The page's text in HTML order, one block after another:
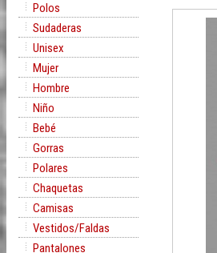
Polos
Sudaderas
Unisex
Mujer
Hombre
Niño
Bebé
Gorras
Polares
Chaquetas
Camisas
Vestidos/Faldas
Pantalones